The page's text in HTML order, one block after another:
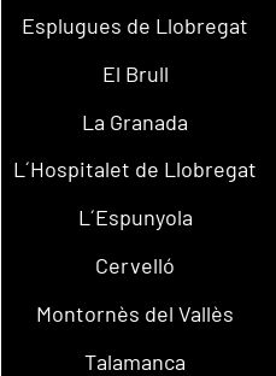
Esplugues de Llobregat
El Brull
La Granada
L´Hospitalet de Llobregat
L´Espunyola
Cervelló
Montornès del Vallès
Talamanca